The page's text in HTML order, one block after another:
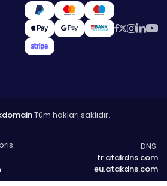
Tüm hakları saklıdır.
DNS:
tr.atakdns.com
eu.atakdns.com